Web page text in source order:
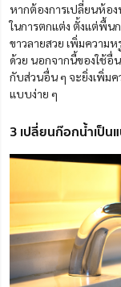
หากต้องการเปลี่ยนห้อง
ในการตกแต่ง ตั้งแต่พื้น
ขาวลายสวย เพิ่มความ
ด้วย นอกจากนี้ของใช้อื่น
กับส่วนอื่น ๆ จะยิ่งเพิ่มค
แบบง่าย ๆ
3 เปลี่ยนก๊อกน้ำเป็นแ